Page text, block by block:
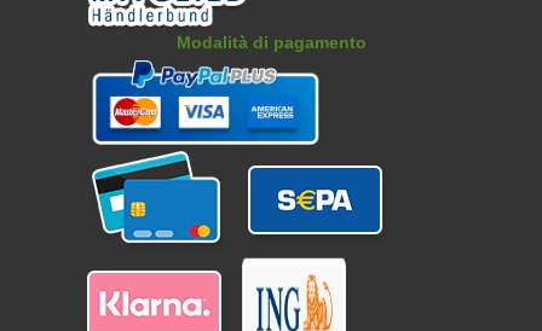
Modalità di pagamento